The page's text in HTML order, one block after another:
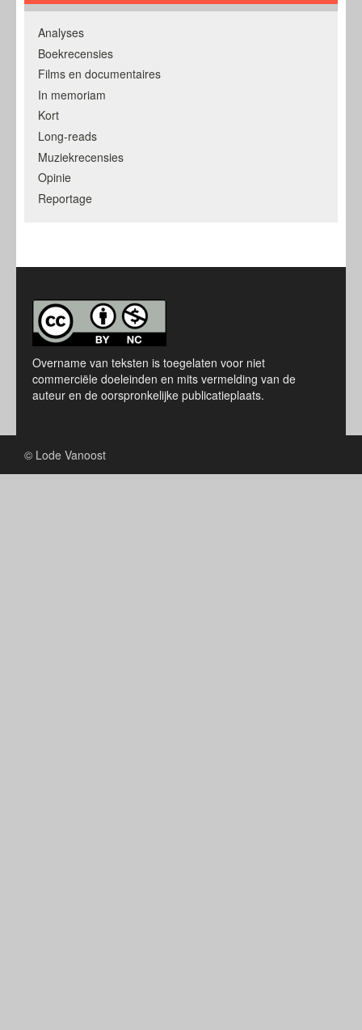
Analyses
Boekrecensies
Films en documentaires
In memoriam
Kort
Long-reads
Muziekrecensies
Opinie
Reportage
Overname van teksten is toegelaten voor niet
commerciële doeleinden en mits vermelding van de
auteur en de oorspronkelijke publicatieplaats.
© Lode Vanoost